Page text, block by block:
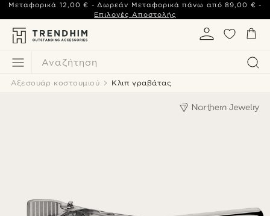
Αναζήτηση
Μεταφορικά 12,00 € - Δωρεάν Μεταφορικά πάνω από 89,00 € -
Επιλογές Αποστολής
Αξεσουάρ κοστουμιού Κλιπ γραβάτας